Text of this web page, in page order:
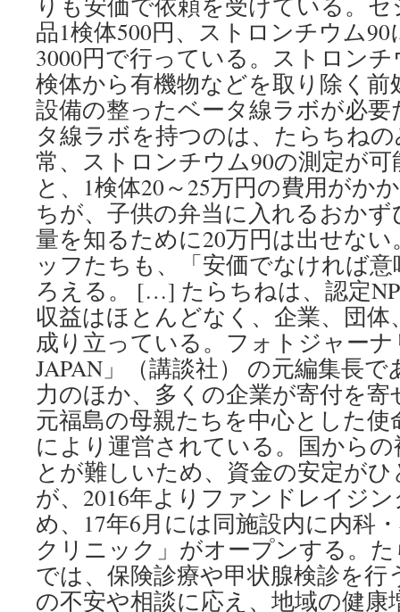
品1検体500円、ストロンチウム
3000円で行っている。ストロン
検体から有機物などを取り除く
設備の整ったベータ線ラボが必
タ線ラボを持つのは、たらちね
常、ストロンチウム90の測定が
と、1検体20～25万円の費用がか
ちが、子供の弁当に入れるおか
量を知るために20万円は出せな
ッフたちも、「安価でなければ
ろえる。 […] たらちねは、認定
収益はほとんどなく、企業、団
成り立っている。フォトジャーナ
JAPAN」（講談社） の元編集長
力のほか、多くの企業が寄付を
元福島の母親たちを中心とした
により運営されている。国から
とが難しいため、資金の安定が
が、2016年よりファンドレイジ
め、17年6月には同施設内に内科
クリニック」がオープンする。
では、保険診療や甲状腺検診を行
の不安や相談に応え、地域の健康